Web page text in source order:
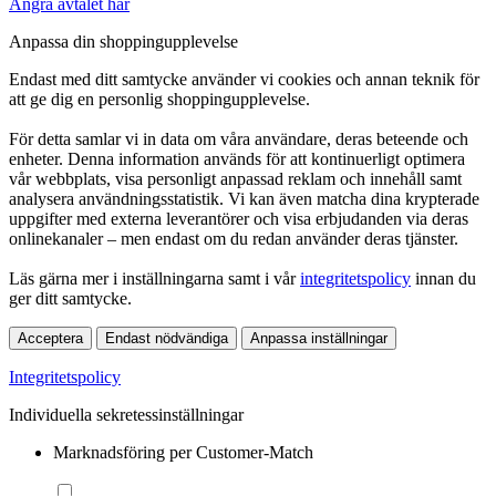
Anpassa din shoppingupplevelse
Endast med ditt samtycke använder vi cookies och annan teknik för
att ge dig en personlig shoppingupplevelse.
För detta samlar vi in data om våra användare, deras beteende och
enheter. Denna information används för att kontinuerligt optimera
vår webbplats, visa personligt anpassad reklam och innehåll samt
analysera användningsstatistik. Vi kan även matcha dina krypterade
uppgifter med externa leverantörer och visa erbjudanden via deras
onlinekanaler – men endast om du redan använder deras tjänster.
Läs gärna mer i inställningarna samt i vårintegritetspolicy innan du
ger ditt samtycke.
Acceptera Endast nödvändiga Anpassa inställningar
Integritetspolicy
Individuella sekretessinställningar
Marknadsföring per Customer-Match